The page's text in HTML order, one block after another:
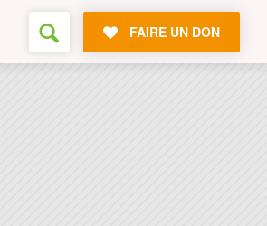
FAIRE UN DON